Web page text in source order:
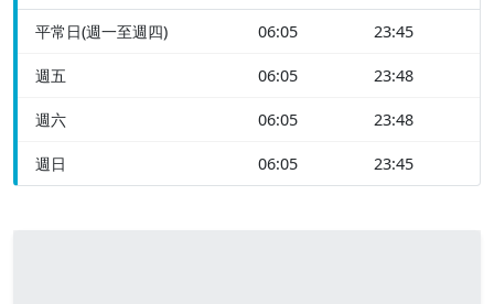
平常日(週一至週四) 06:05 23:45
週五 06:05 23:48
週六 06:05 23:48
週日 06:05 23:45